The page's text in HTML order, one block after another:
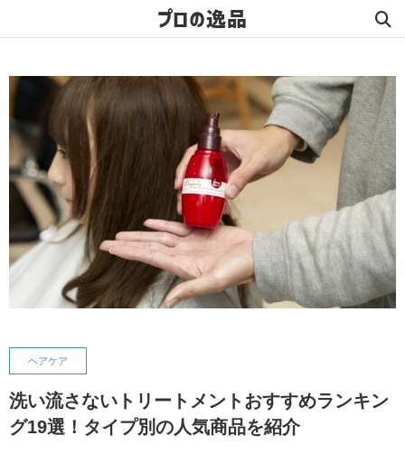
プロの逸品
ヘアケア
洗い流さないトリートメントおすすめランキン
グ19選！タイプ別の人気商品を紹介